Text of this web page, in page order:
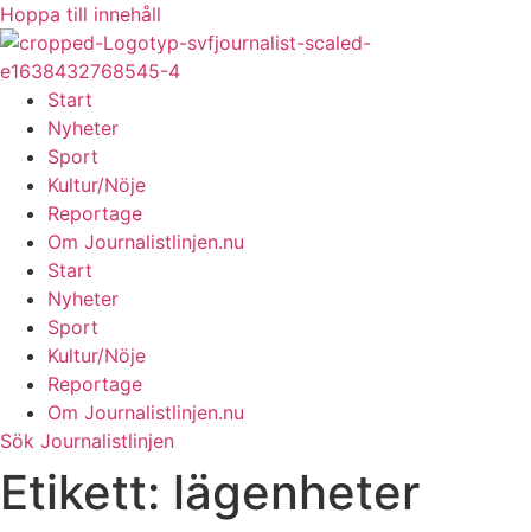
Hoppa till innehåll
Start
Nyheter
Sport
Kultur/Nöje
Reportage
Om Journalistlinjen.nu
Start
Nyheter
Sport
Kultur/Nöje
Reportage
Om Journalistlinjen.nu
Sök Journalistlinjen
Etikett: lägenheter